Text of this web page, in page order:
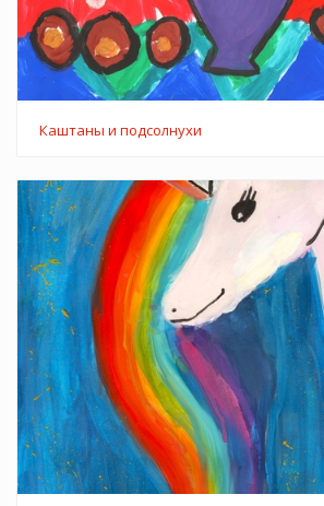
Каштаны и подсолнухи